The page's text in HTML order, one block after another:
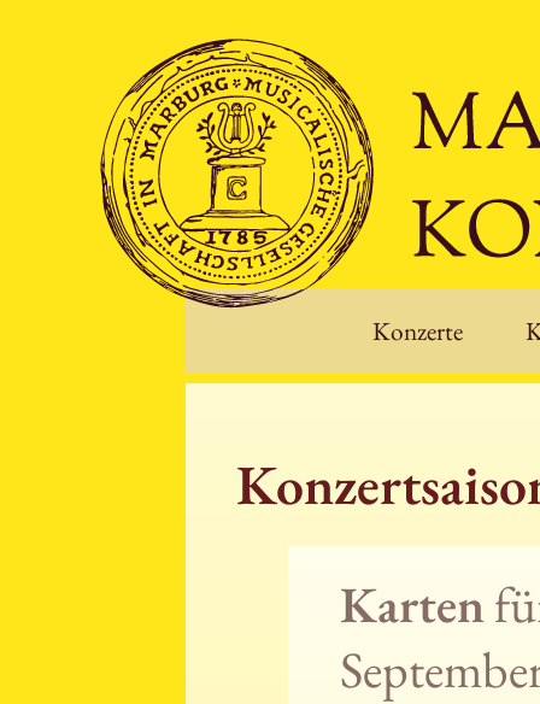
Konzerte
Karten